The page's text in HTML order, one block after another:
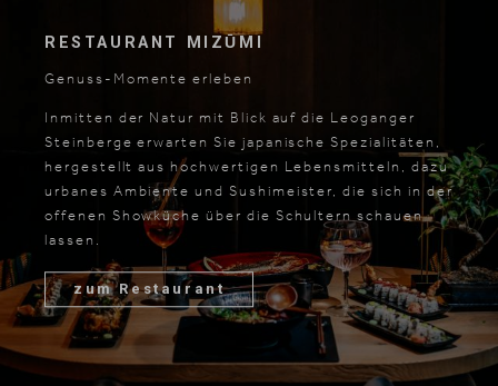
RESTAURANT MIZŪMI
Genuss-Momente erleben
Inmitten der Natur mit Blick auf die Leoganger
Steinberge erwarten Sie japanische Spezialitäten,
hergestellt aus hochwertigen Lebensmitteln, dazu
urbanes Ambiente und Sushimeister, die sich in der
offenen Showküche über die Schultern schauen
lassen.
zum Restaurant